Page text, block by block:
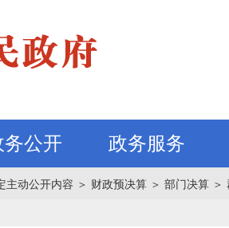
务公开 政务服务
主动公开内容 ＞ 财政预决算 ＞ 部门决算 ＞